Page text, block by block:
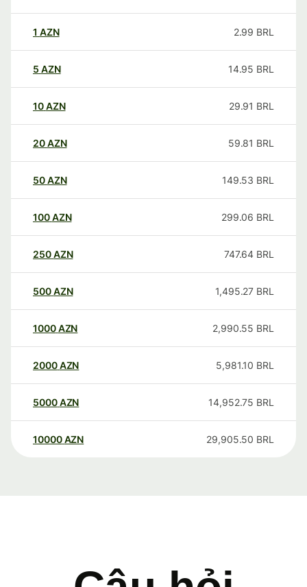
1 AZN 2.99 BRL
5 AZN 14.95 BRL
10AZN 29.91 BRL
20AZN 59.81 BRL
50AZN 149.53 BRL
100AZN 299.06 BRL
250AZN 747.64 BRL
500AZN 1,495.27 BRL
1000AZN 2,990.55 BRL
2000AZN 5,981.10 BRL
5000AZN 14,952.75 BRL
10000 AZN 29,905.50 BRL